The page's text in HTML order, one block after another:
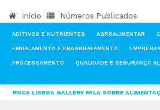
Início Números Publicados
ADITIVOS E NUTRIENTES AGROALIMENTAR
EMBALAMENTO E ENGARRAFAMENTO
PROCESSAMENTO QUALIDADE E SEGURANÇA
ROCA LISBOA GALLERY FALA SOBRE